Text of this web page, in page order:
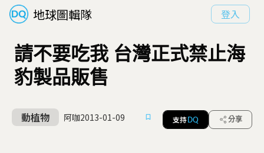
地球圖輯隊 登入
請不要吃我 台灣正式禁止海
豹製品販售
動植物 阿咖2013-01-09 支持 DQ 分享